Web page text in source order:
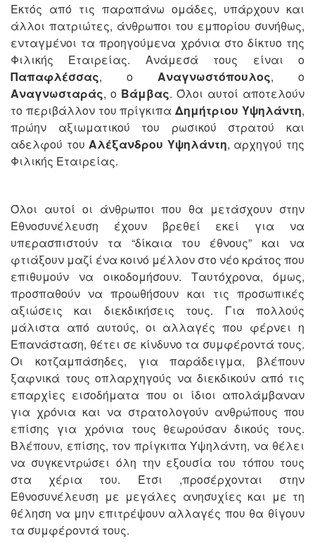
Εκτός από τις παραπάνω ομάδες, υπάρχουν και
άλλοι πατριώτες, άνθρωποι του εμπορίου συνήθως,
ενταγμένοι τα προηγούμενα χρόνια στο δίκτυο της
Φιλικής Εταιρείας. Ανάμεσά τους είναι ο
Παπαφλέσσας, ο Αναγνωστόπουλος, ο
Αναγνωσταράς, ο Βάμβας. Όλοι αυτοί αποτελούν
το περιβάλλον του πρίγκιπαΔημήτριου Υψηλάντη,
πρώην αξιωματικού του ρωσικού στρατού και
αδελφού τουΑλέξανδρου Υψηλάντη, αρχηγού της
Φιλικής Εταιρείας.
Όλοι αυτοί οι άνθρωποι που θα μετάσχουν στην
Εθνοσυνέλευση έχουν βρεθεί εκεί για να
υπερασπιστούν τα “δίκαια του έθνους” και να
φτιάξουν μαζί ένα κοινό μέλλον στο νέο κράτος που
επιθυμούν να οικοδομήσουν. Ταυτόχρονα, όμως,
προσπαθούν να προωθήσουν και τις προσωπικές
αξιώσεις και διεκδικήσεις τους. Για πολλούς
μάλιστα από αυτούς, οι αλλαγές που φέρνει η
Επανάσταση, θέτει σε κίνδυνο τα συμφέροντά τους.
Οι κοτζαμπάσηδες, για παράδειγμα, βλέπουν
ξαφνικά τους οπλαρχηγούς να διεκδικούν από τις
επαρχίες εισοδήματα που οι ίδιοι απολάμβαναν
για χρόνια και να στρατολογούν ανθρώπους που
επίσης για χρόνια τους θεωρούσαν δικούς τους.
Βλέπουν, επίσης, τον πρίγκιπα Υψηλάντη, να θέλει
να συγκεντρώσει όλη την εξουσία του τόπου τους
στα χέρια του. Έτσι ,προσέρχονται στην
Εθνοσυνέλευση με μεγάλες ανησυχίες και με τη
θέληση να μην επιτρέψουν αλλαγές που θα θίγουν
τα συμφέροντά τους.